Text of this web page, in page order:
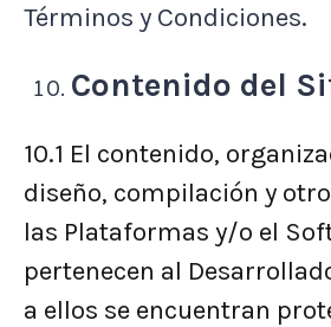
Términos y Condiciones.
Contenido del
10.1 El contenido,
diseño, compilación y
las Plataformas y/o el
pertenecen al
a ellos se encuentran